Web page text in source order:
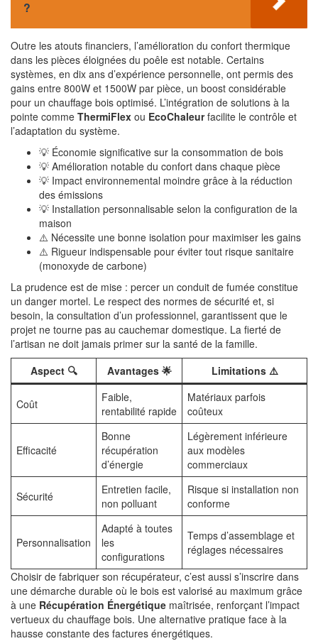
?
Outre les atouts financiers, l’amélioration du confort thermique
dans les pièces éloignées du poêle est notable. Certains
systèmes, en dix ans d’expérience personnelle, ont permis des
gains entre 800W et 1500W par pièce, un boost considérable
pour un chauffage bois optimisé. L’intégration de solutions à la
pointe comme ThermiFlex ou EcoChaleurfacilite le contrôle et
l’adaptation du système.
💡 Économie significative sur la consommation de bois
💡 Amélioration notable du confort dans chaque pièce
💡 Impact environnemental moindre grâce à la réduction
des émissions
💡 Installation personnalisable selon la configuration de la
maison
⚠️ Nécessite une bonne isolation pour maximiser les gains
⚠️ Rigueur indispensable pour éviter tout risque sanitaire
(monoxyde de carbone)
La prudence est de mise : percer un conduit de fumée constitue
un danger mortel. Le respect des normes de sécurité et, si
besoin, la consultation d’un professionnel, garantissent que le
projet ne tourne pas au cauchemar domestique. La fierté de
l’artisan ne doit jamais primer sur la santé de la famille.
Aspect 🔍
Avantages 🌟 Limitations ⚠️
Coût
Faible,
rentabilité rapide
Matériaux parfois
coûteux
Efficacité
Bonne
récupération
d’énergie
Légèrement inférieure
aux modèles
commerciaux
Sécurité
Entretien facile,
non polluant
Risque si installation non
conforme
Personnalisation
Adapté à toutes
les
configurations
Temps d’assemblage et
réglages nécessaires
Choisir de fabriquer son récupérateur, c’est aussi s’inscrire dans
une démarche durable où le bois est valorisé au maximum grâce
à une Récupération Énergétique maîtrisée, renforçant l’impact
vertueux du chauffage bois. Une alternative pratique face à la
hausse constante des factures énergétiques.